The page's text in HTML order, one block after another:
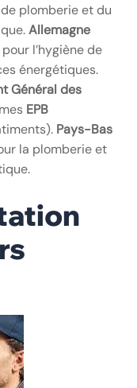
plomberie et du
Allemagne
pour l’hygiène de
énergétiques.
Général des
EPB
Pays-Bas
la plomberie et